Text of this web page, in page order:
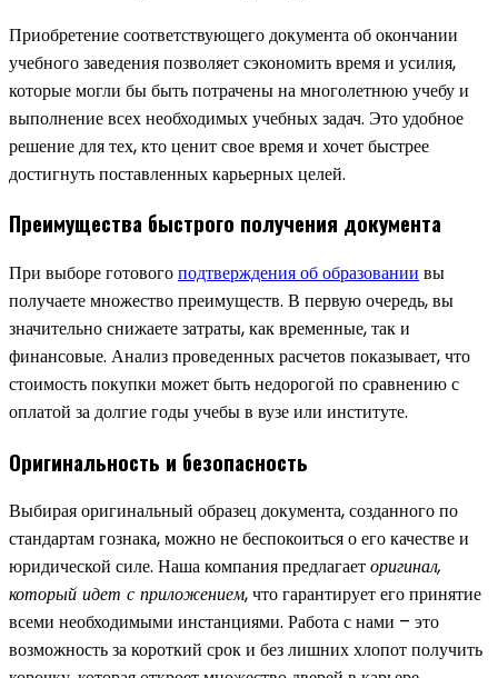
Приобретение соответствующего документа об окончании
учебного заведения позволяет сэкономить время и усилия,
которые могли бы быть потрачены на многолетнюю учебу и
выполнение всех необходимых учебных задач. Это удобное
решение для тех, кто ценит свое время и хочет быстрее
достигнуть поставленных карьерных целей.
Преимущества быстрого получения документа
При выборе готовогоподтверждения об образовании вы
получаете множество преимуществ. В первую очередь, вы
значительно снижаете затраты, как временные, так и
финансовые. Анализ проведенных расчетов показывает, что
стоимость покупки может быть недорогой по сравнению с
оплатой за долгие годы учебы в вузе или институте.
Оригинальность и безопасность
Выбирая оригинальный образец документа, созданного по
стандартам гознака, можно не беспокоиться о его качестве и
юридической силе. Наша компания предлагаеторигинал,
который идет с приложением, что гарантирует его принятие
всеми необходимыми инстанциями. Работа с нами – это
возможность за короткий срок и без лишних хлопот получить